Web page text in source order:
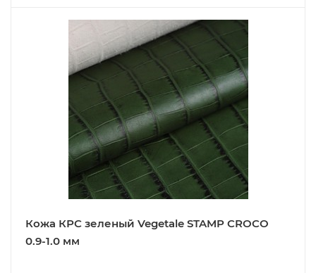
Кожа КРС зеленый Vegetale STAMP CROCO
0.9-1.0 мм